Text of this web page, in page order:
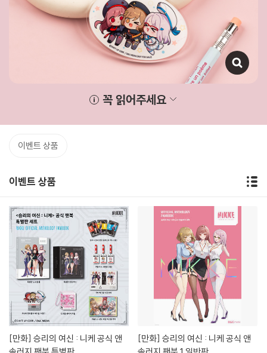
꼭 읽어주세요
이벤트 상품
이벤트 상품
[만화] [만화]